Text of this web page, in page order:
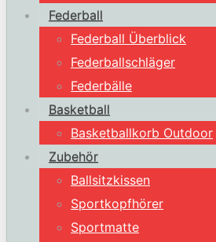
Federball
Federball Überblick
Federballschläger
Federbälle
Basketball
Basketballkorb Outdoor
Zubehör
Ballsitzkissen
Sportkopfhörer
Sportmatte